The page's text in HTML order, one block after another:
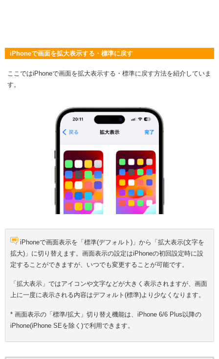
iPhoneで画面を拡大表示する・標準に戻す
ここではiPhoneで画面を拡大表示する・標準に戻す方法を紹介していま
す。
iPhoneで画面表示を「標準(デフォルト)」から「拡大表示(文字を
拡大)」に切り替えます。画面表示の設定はiPhoneの初回設定時に設
定することができますが、いつでも変更することが可能です。
「拡大表示」ではアイコンや文字などが大きく表示されますが、画面
上に一度に表示される内容はデフォルト(標準)より少なくなります。
* 画面表示の「標準/拡大」切り替え機能は、iPhone 6/6 Plus以降の
iPhone(iPhone SEを除く)で利用できます。